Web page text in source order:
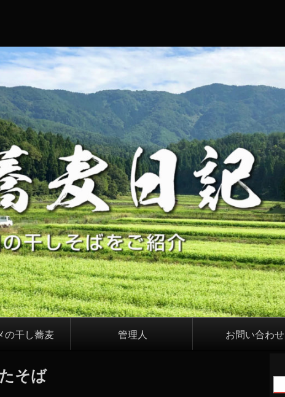
ツ
の干し蕎麦 管理人 お問い合わせ
そば